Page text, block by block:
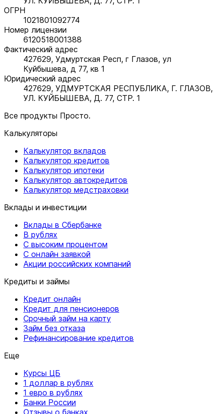
ОГРН
1021801092774
Номер лицензии
6120518001388
Фактический адрес
427629, Удмуртская Респ, г Глазов, ул
Куйбышева, д 77, кв 1
Юридический адрес
427629, УДМУРТСКАЯ РЕСПУБЛИКА, Г. ГЛАЗОВ,
УЛ. КУЙБЫШЕВА, Д. 77, СТР. 1
Все продукты Просто.
Калькуляторы
Калькулятор вкладов
Калькулятор кредитов
Калькулятор ипотеки
Калькулятор автокредитов
Калькулятор медстраховки
Вклады и инвестиции
Вклады в Сбербанке
В рублях
С высоким процентом
С онлайн заявкой
Акции российских компаний
Кредиты и займы
Кредит онлайн
Кредит для пенсионеров
Срочный займ на карту
Займ без отказа
Рефинансирование кредитов
Еще
Курсы ЦБ
1 доллар в рублях
1 евро в рублях
Банки России
Отзывы о банках